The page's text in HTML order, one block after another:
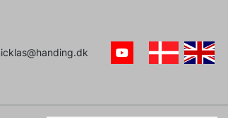
youtube